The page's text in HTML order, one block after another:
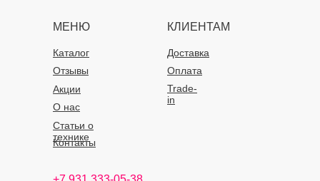
МЕНЮ КЛИЕНТАМ
Каталог
О нас
Доставка
Статьи о
технике
Оплата
Отзывы
Акции
Контакты
Trade-
in